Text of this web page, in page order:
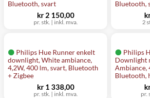
Bluetooth, svart
pr. stk. | inkl. mva.
kr 2 150,00
Bluetooth,
2
Philips Hue Runner enkelt
downlight, White ambiance,
4,2W, 400 lm, svart, Bluetooth
+ Zigbee
pr. stk. | inkl. mva.
kr 1 338,00
Philips
Downlight
Ambiance,
Bluetooth,
pr.